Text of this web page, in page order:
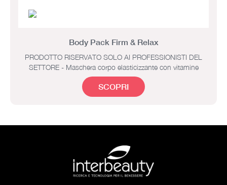
Body Pack Firm & Relax
PRODOTTO RISERVATO SOLO AI PROFESSIONISTI DEL
SETTORE - Maschera corpo elasticizzante con vitamine
SCOPRI